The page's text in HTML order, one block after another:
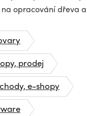
opracování dřeva
prodej
e-shopy